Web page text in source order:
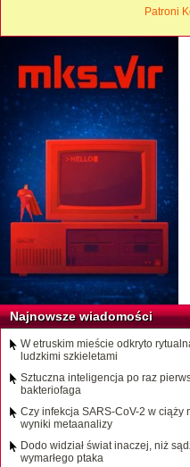
Patroni
Najnowsze wiadomości
W etruskim mieście odkryto
ludzkimi szkieletami
Sztuczna inteligencja po raz
bakteriofaga
Czy infekcja SARS-CoV-2 w
wyniki metaanalizy
Dodo widział świat inaczej, niż
wymarłego ptaka